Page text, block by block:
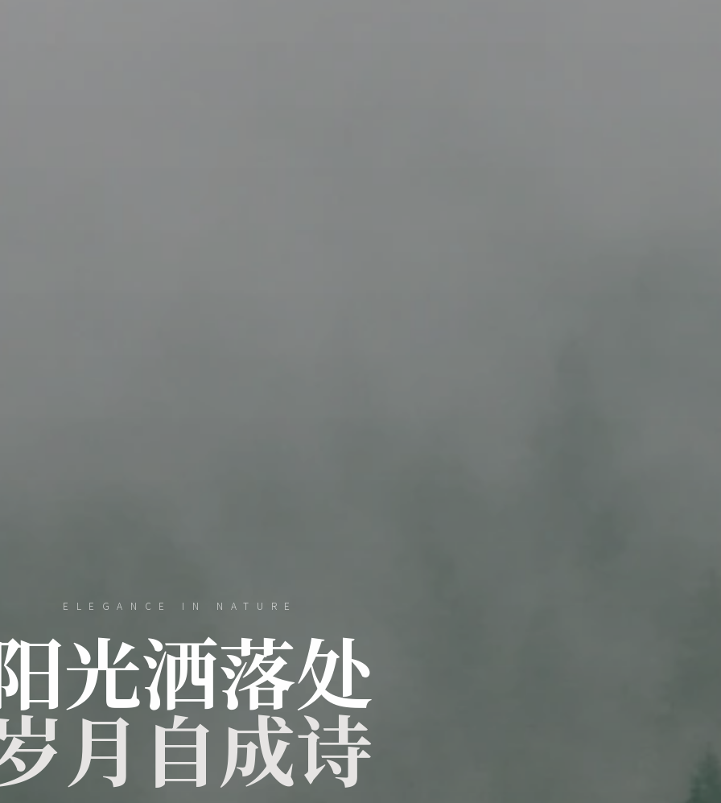
ELEGANCE IN NATURE
光洒落处
月自成诗